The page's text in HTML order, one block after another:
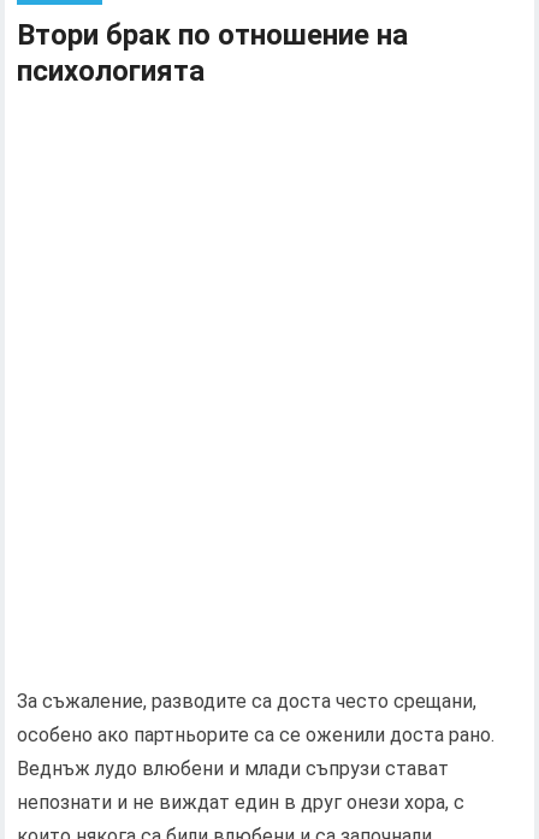
Втори брак по отношение на
психологията
За съжаление, разводите са доста често срещани,
особено ако партньорите са се оженили доста рано.
Веднъж лудо влюбени и млади съпрузи стават
непознати и не виждат един в друг онези хора, с